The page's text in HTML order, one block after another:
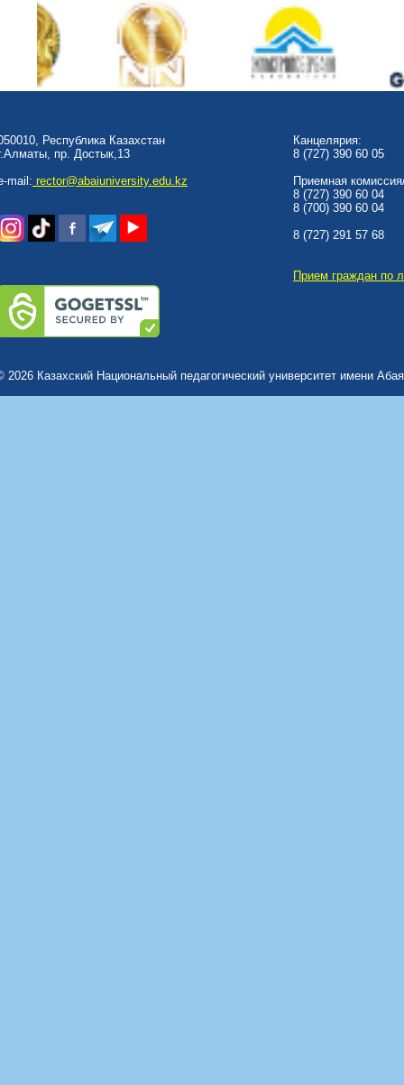
Республика Казахстан
пр. Достык,13
mail: rector@abaiuniversity.edu.kz
Канцелярия:
8 (727) 390 60 05
Приемная
8 (727) 390 60 04
8 (700) 390 60 04
8 (727) 291 57 68
Прием граждан по
2026 Казахский Национальный педагогический университет имени Абая